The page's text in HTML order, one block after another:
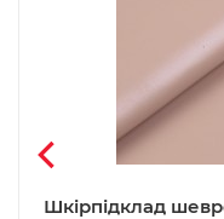
Шкірпідклад